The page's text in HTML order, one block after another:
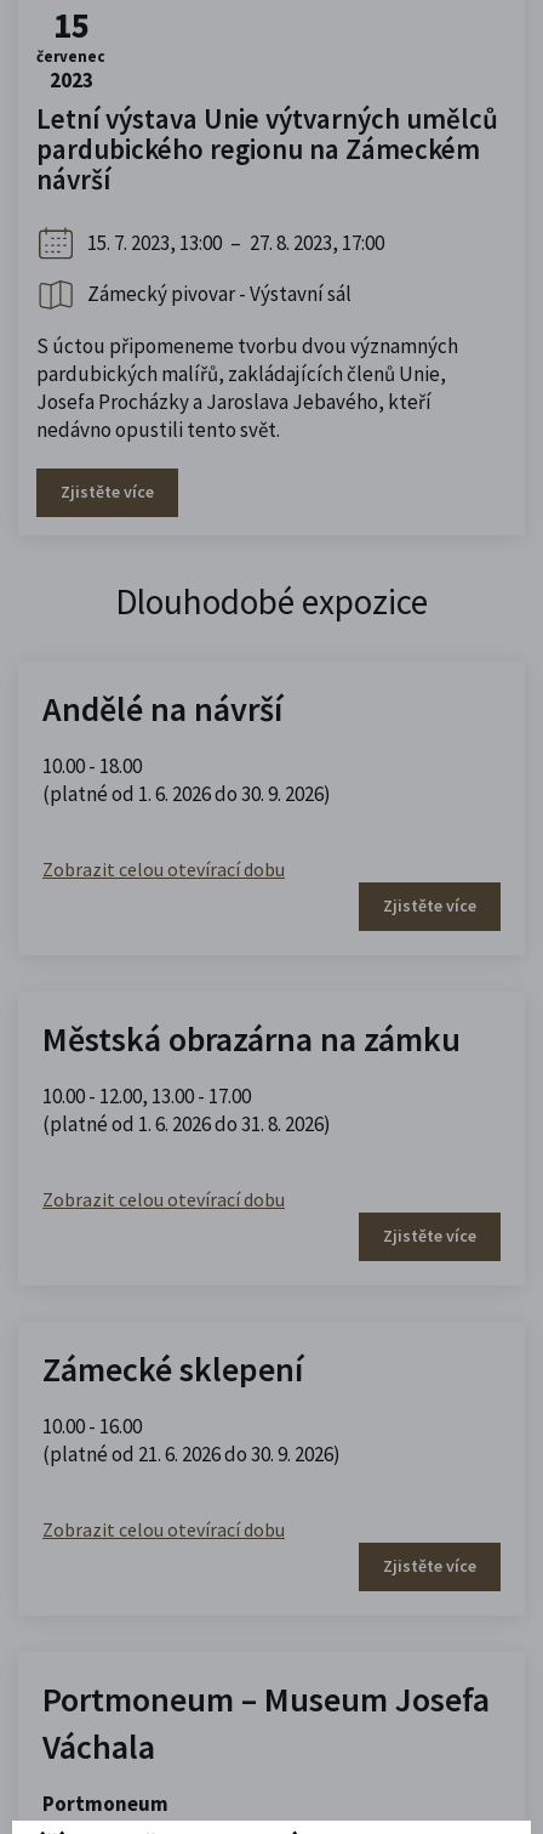
15
červenec
2023
Letní výstava Unie výtvarných umělců
pardubického regionu na Zámeckém
návrší
15. 7. 2023, 13:00 – 27. 8. 2023, 17:00
Zámecký pivovar - Výstavní sál
S úctou připomeneme tvorbu dvou významných
pardubických malířů, zakládajících členů Unie,
Josefa Procházky a Jaroslava Jebavého, kteří
nedávno opustili tento svět.
Zjistěte více
Dlouhodobé expozice
Andělé na návrší
10.00 - 18.00
(platné od 1. 6. 2026 do 30. 9. 2026)
Zobrazit celou otevírací dobu
Zjistěte více
Městská obrazárna na zámku
10.00 - 12.00, 13.00 - 17.00
(platné od 1. 6. 2026 do 31. 8. 2026)
Zobrazit celou otevírací dobu
Zjistěte více
Zámecké sklepení
10.00 - 16.00
(platné od 21. 6. 2026 do 30. 9. 2026)
Zobrazit celou otevírací dobu
Zjistěte více
Portmoneum – Museum Josefa
Váchala
Portmoneum